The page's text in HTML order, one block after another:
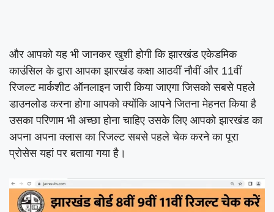
और आपको यह भी जानकर खुशी होगी कि झारखंड एकेडमिक
काउंसिल के द्वारा आपका झारखंड कक्षा आठवीं नौवीं और 11वीं
रिजल्ट मार्कशीट ऑनलाइन जारी किया जाएगा जिसको सबसे पहले
डाउनलोड करना होगा आपको क्योंकि आपने जितना मेहनत किया है
उसका परिणाम भी अच्छा होना चाहिए उसके लिए आपको झारखंड का
अपना अपना क्लास का रिजल्ट सबसे पहले चेक करने का पूरा
प्रोसेस यहां पर बताया गया है।